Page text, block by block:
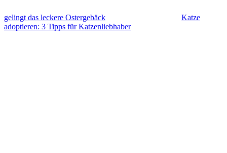
gelingt das leckere Ostergebäck
Katze
adoptieren: 3 Tipps für Katzenliebhaber